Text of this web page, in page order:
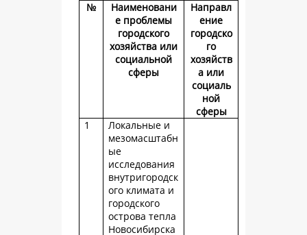
№
Наименовани
е проблемы
городского
хозяйства или
социальной
сферы
Направл
ение
городско
го
хозяйств
а или
социаль
ной
сферы
1
Локальные и
мезомасштабн
ые
исследования
внутригородск
ого климата и
городского
острова тепла
Новосибирска